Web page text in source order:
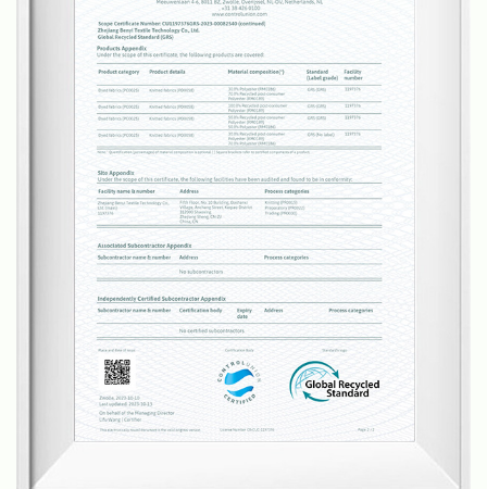
teinture/impression et de traitement de tapis finis,
ce qui nous permet de contrôler toute la chaîne de
production, en conservant une bonne qualité et des
délais de livraison. Avec une équipe de plus de 20
ingénieurs en tissus, nous développons chaque
trimestre de nouveaux tissus de moquette en
fonction des tendances du marché et pouvons
également fournir des services personnalisés en
fonction des exigences de nos clients.
Nos tapis et moquettes conviennent à divers
scénarios, notamment les salons, les chambres, les
salles de bains, les cuisines, les entrées et sorties, et
plus encore. Nous sommes fiers de fournir des
produits de haute qualité et un excellent service
client, et notre objectif est de devenir l'un des